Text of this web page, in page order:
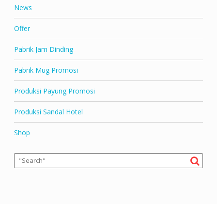
News
Offer
Pabrik Jam Dinding
Pabrik Mug Promosi
Produksi Payung Promosi
Produksi Sandal Hotel
Shop